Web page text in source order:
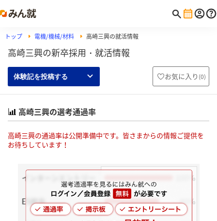
トップ 電機/機械/材料 高崎三興の就活情報
高崎三興の新卒採用・就活情報
体験記を投稿する お気に入り (0)
高崎三興の選考通過率
高崎三興の通過率は公開準備中です。皆さまからの情報ご提供を
お待ちしています！